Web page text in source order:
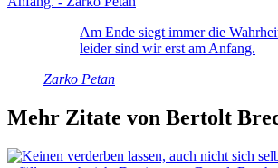
Am Ende siegt immer die
leider sind wir erst am Anfang.
Zarko Petan
Mehr Zitate von Bertolt